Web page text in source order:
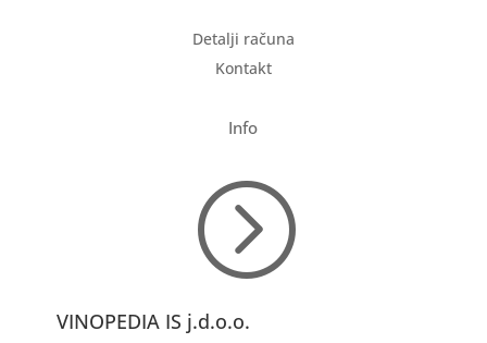
Detalji računa
Kontakt
Info
=
VINOPEDIA IS j.d.o.o.